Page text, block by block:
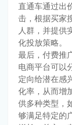
直通车通过出
击，根据买家
人群，并提供
化投放策略。
最后，付费推
电商平台可以
定向给潜在感
化率，从而增
供多种类型，
够满足特定的